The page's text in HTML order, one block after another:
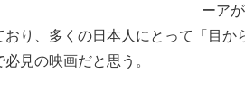
ーア
り、多くの日本人にとって「目か
見の映画だと思う。